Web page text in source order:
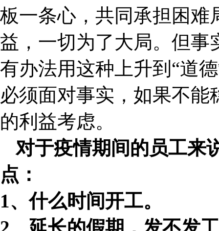
板一条心，共同承担困难
益，一切为了大局。但事
有办法用这种上升到“道
必须面对事实，如果不
的利益考虑。
对于疫情期间的员工来
点：
1、什么时间开工。